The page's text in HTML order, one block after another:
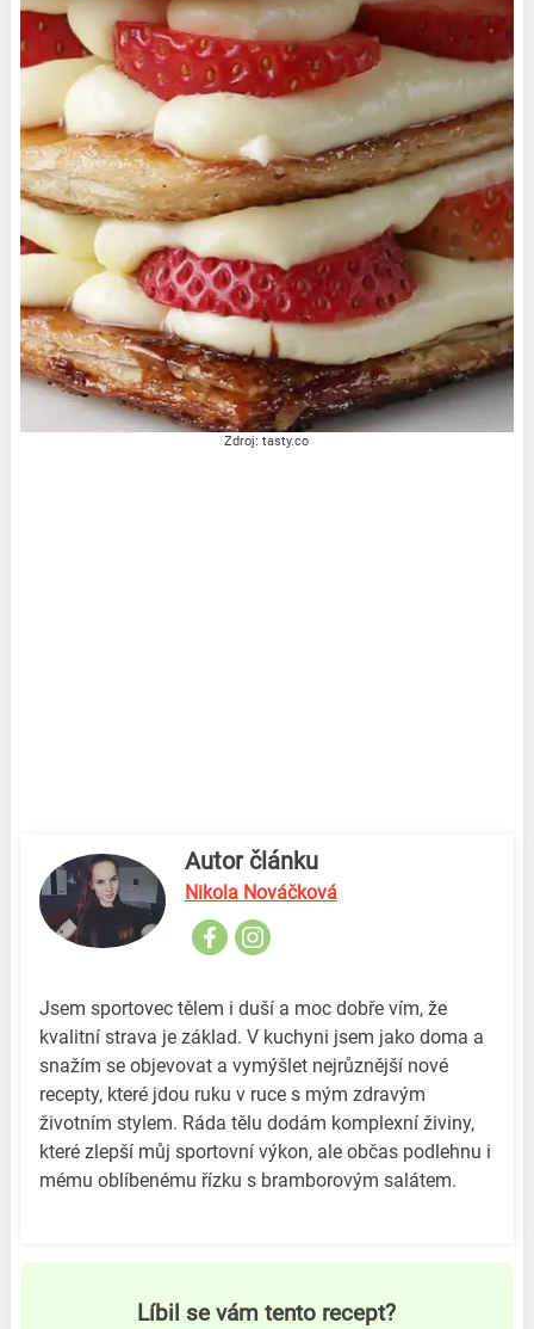
Zdroj: tasty.co
Autor článku
Nikola Nováčková
Jsem sportovec tělem i duší a moc dobře vím, že
kvalitní strava je základ. V kuchyni jsem jako doma a
snažím se objevovat a vymýšlet nejrůznější nové
recepty, které jdou ruku v ruce s mým zdravým
životním stylem. Ráda tělu dodám komplexní živiny,
které zlepší můj sportovní výkon, ale občas podlehnu i
mému oblíbenému řízku s bramborovým salátem.
Líbil se vám tento recept?